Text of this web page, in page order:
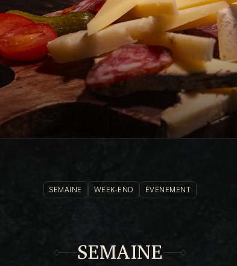
MENU
SEMAINE WEEK-END ÉVÈNEMENT
SEMAINE